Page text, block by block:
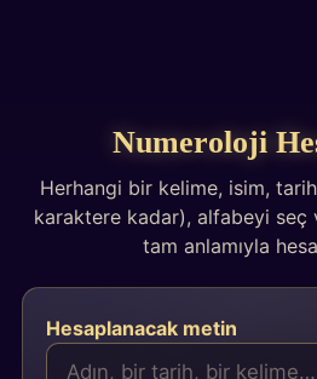
Numeroloji
Herhangi bir kelime, isim,
karaktere kadar), alfabeyi seç
tam anlamıyla
Hesaplanacak metin